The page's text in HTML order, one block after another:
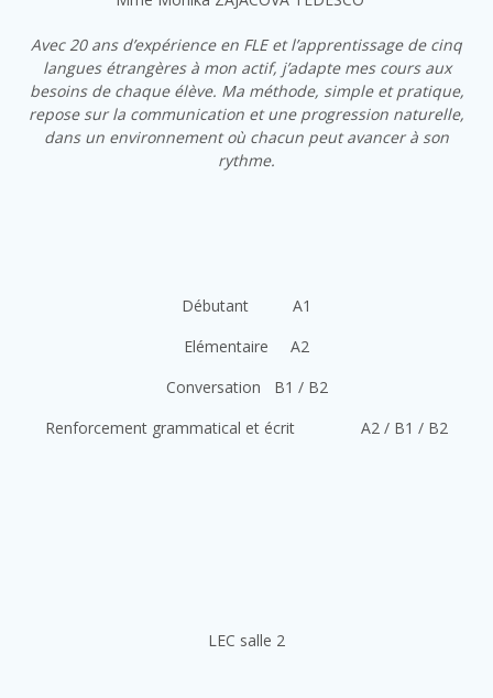
Avec 20 ans d’expérience en FLE et l’apprentissage de cinq
langues étrangères à mon actif, j’adapte mes cours aux
besoins de chaque élève. Ma méthode, simple et pratique,
repose sur la communication et une progression naturelle,
dans un environnement où chacun peut avancer à son
rythme.
Débutant A1
Elémentaire A2
Conversation B1 / B2
Renforcement grammatical et écrit A2 / B1 / B2
LEC salle 2